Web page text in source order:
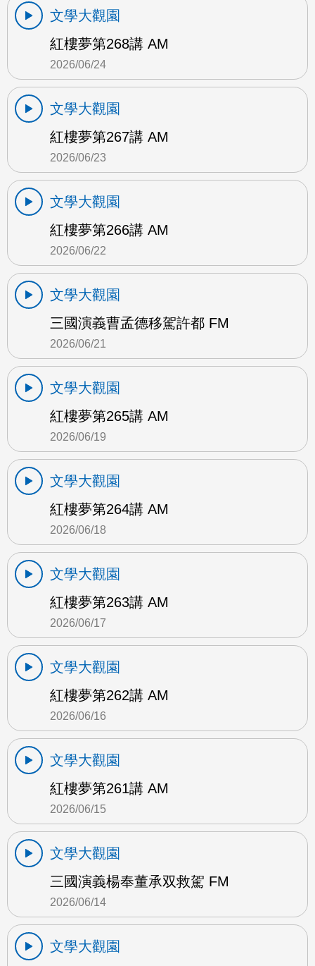
文學大觀園
紅樓夢第268講 AM
2026/06/24
文學大觀園
紅樓夢第267講 AM
2026/06/23
文學大觀園
紅樓夢第266講 AM
2026/06/22
文學大觀園
三國演義曹孟德移駕許都 FM
2026/06/21
文學大觀園
紅樓夢第265講 AM
2026/06/19
文學大觀園
紅樓夢第264講 AM
2026/06/18
文學大觀園
紅樓夢第263講 AM
2026/06/17
文學大觀園
紅樓夢第262講 AM
2026/06/16
文學大觀園
紅樓夢第261講 AM
2026/06/15
文學大觀園
三國演義楊奉董承双救駕 FM
2026/06/14
文學大觀園